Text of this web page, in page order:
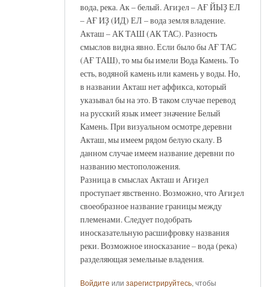
вода, река. Ак – белый. Ағиҙел – АҒ ЙЫҘ ЕЛ
– АҒ ИҘ (ИД) ЕЛ – вода земля владение.
Акташ – АК ТАШ (АК ТАС). Разность
смыслов видна явно. Если было бы АҒ ТАС
(АҒ ТАШ), то мы бы имели Вода Камень. То
есть, водяной камень или камень у воды. Но,
в названии Акташ нет аффикса, который
указывал бы на это. В таком случае перевод
на русский язык имеет значение Белый
Камень. При визуальном осмотре деревни
Акташ, мы имеем рядом белую скалу. В
данном случае имеем название деревни по
названию местоположения.
Разница в смыслах Акташ и Ағиҙел
проступает явственно. Возможно, что Ағиҙел
своеобразное название границы между
племенами. Следует подобрать
иносказательную расшифровку названия
реки. Возможное иносказание – вода (река)
разделяющая земельные владения.
Войдите или зарегистрируйтесь, чтобы